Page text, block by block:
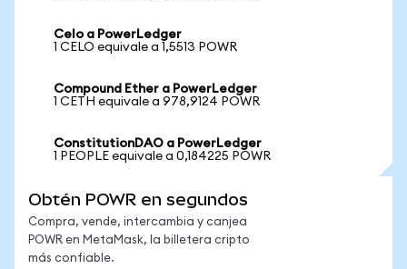
Celo a PowerLedger
1 CELO equivale a 1,5513 POWR
Compound Ether a PowerLedger
1 CETH equivale a 978,9124 POWR
ConstitutionDAO a PowerLedger
1 PEOPLE equivale a 0,184225 POWR
Obtén POWR en segundos
Compra, vende, intercambia y canjea
POWR en MetaMask, la billetera cripto
más confiable.